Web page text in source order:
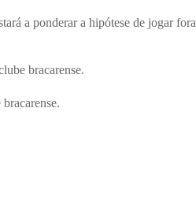
a ponderar a hipótese de jogar fora
bracarense.